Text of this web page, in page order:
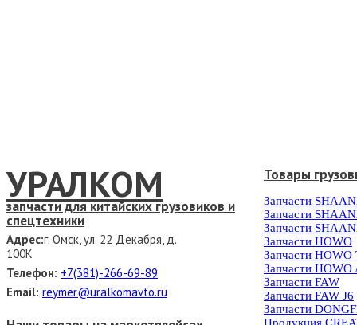
УРАЛКОМ
запчасти для китайских грузовиков и
спецтехники
Адрес:г. Омск, ул. 22 Декабря, д.
100К
Телефон: +7(381)-266-69-89
Email: reymer@uralkomavto.ru
Товары
Запчасти
Запчасти
Запчасти
Запчасти HOWO
Запчасти HOWO
Запчасти HOWO
Запчасти FAW
Запчасти FAW J6
Запчасти